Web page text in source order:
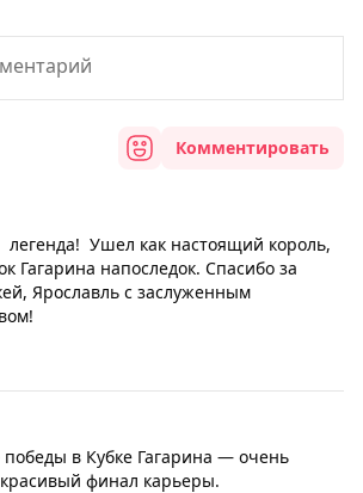
Комментировать
легенда! Ушел как настоящий король,
Гагарина напоследок. Спасибо за
Ярославль с заслуженным
победы в Кубке Гагарина — очень
финал карьеры.